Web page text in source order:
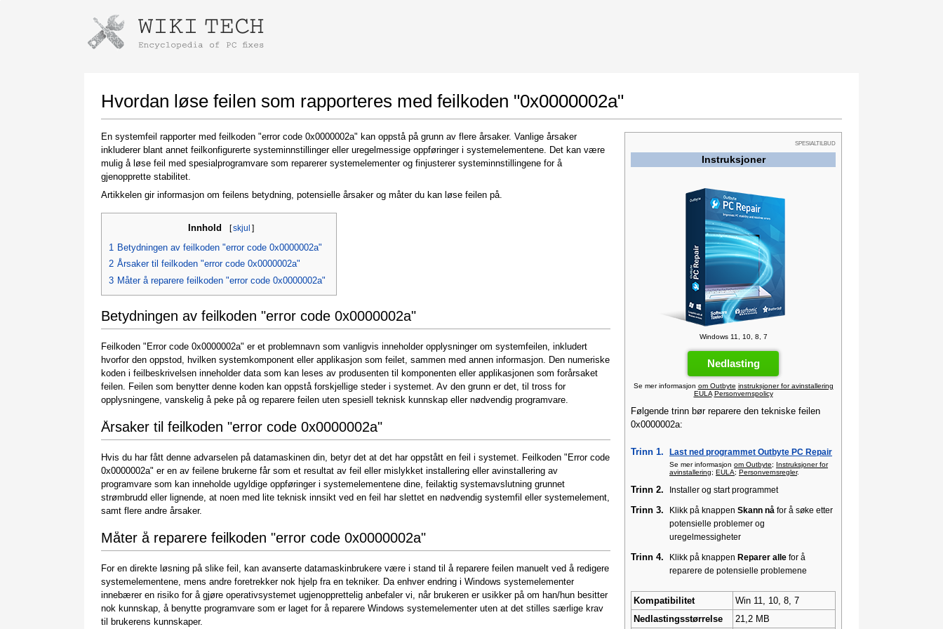
Hvordan løse feilen som rapporteres med feilkoden "0x0000002a"
SPESIALTILBUD
Instruksjoner
Windows 11, 10, 8, 7
Nedlasting
Se mer informasjon om Outbyte instruksjoner for avinstallering
EULA Personvernspolicy
Følgende trinn bør reparere den tekniske feilen
0x0000002a:
Trinn 1. Last ned programmet Outbyte PC Repair
Se mer informasjon om Outbyte; Instruksjoner for
avinstallering; EULA; Personvernsregler.
Trinn 2. Installer og start programmet
Trinn 3. Klikk på knappen Skann nå for å søke etter
potensielle problemer og
uregelmessigheter
Trinn 4. Klikk på knappen Reparer alle for å
reparere de potensielle problemene
Kompatibilitet
Win 11, 10, 8, 7
Nedlastingsstørrelse
21,2 MB
En systemfeil rapporter med feilkoden "error code 0x0000002a" kan oppstå på grunn av flere årsaker. Vanlige årsaker
inkluderer blant annet feilkonfigurerte systeminnstillinger eller uregelmessige oppføringer i systemelementene. Det kan være
mulig å løse feil med spesialprogramvare som reparerer systemelementer og finjusterer systeminnstillingene for å
gjenopprette stabilitet.
Artikkelen gir informasjon om feilens betydning, potensielle årsaker og måter du kan løse feilen på.
Innhold [skjul ]
1 Betydningen av feilkoden "error code 0x0000002a"
2 Årsaker til feilkoden "error code 0x0000002a"
3 Måter å reparere feilkoden "error code 0x0000002a"
Betydningen av feilkoden "error code 0x0000002a"
Feilkoden "Error code 0x0000002a" er et problemnavn som vanligvis inneholder opplysninger om systemfeilen, inkludert
hvorfor den oppstod, hvilken systemkomponent eller applikasjon som feilet, sammen med annen informasjon. Den numeriske
koden i feilbeskrivelsen inneholder data som kan leses av produsenten til komponenten eller applikasjonen som forårsaket
feilen. Feilen som benytter denne koden kan oppstå forskjellige steder i systemet. Av den grunn er det, til tross for
opplysningene, vanskelig å peke på og reparere feilen uten spesiell teknisk kunnskap eller nødvendig programvare.
Årsaker til feilkoden "error code 0x0000002a"
Hvis du har fått denne advarselen på datamaskinen din, betyr det at det har oppstått en feil i systemet. Feilkoden "Error code
0x0000002a" er en av feilene brukerne får som et resultat av feil eller mislykket installering eller avinstallering av
programvare som kan inneholde ugyldige oppføringer i systemelementene dine, feilaktig systemavslutning grunnet
strømbrudd eller lignende, at noen med lite teknisk innsikt ved en feil har slettet en nødvendig systemfil eller systemelement,
samt flere andre årsaker.
Måter å reparere feilkoden "error code 0x0000002a"
For en direkte løsning på slike feil, kan avanserte datamaskinbrukere være i stand til å reparere feilen manuelt ved å redigere
systemelementene, mens andre foretrekker nok hjelp fra en tekniker. Da enhver endring i Windows systemelementer
innebærer en risiko for å gjøre operativsystemet ugjenopprettelig anbefaler vi, når brukeren er usikker på om han/hun besitter
nok kunnskap, å benytte programvare som er laget for å reparere Windows systemelementer uten at det stilles særlige krav
til brukerens kunnskaper.
Instructions for downloading using Google Chrome
Once the download is complete, click on the
downloaded file link